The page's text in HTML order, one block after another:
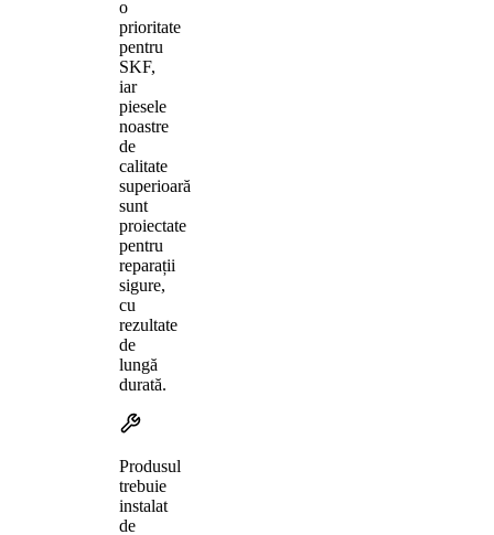
o
prioritate
pentru
SKF,
iar
piesele
noastre
de
calitate
superioară
sunt
proiectate
pentru
reparații
sigure,
cu
rezultate
de
lungă
durată.
Produsul
trebuie
instalat
de